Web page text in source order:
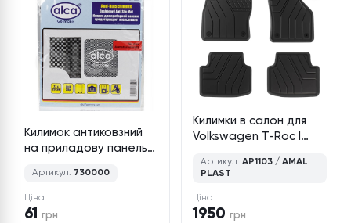
Килимок антиковзний
на приладову панель
арт.730000
Артикул: 730000
Ціна
61 грн
Килимки в салон для
Volkswagen T-Roc I
4 шт., Amal Plast
Артикул: AP1103 / AMAL
PLAST
Ціна
1950 грн